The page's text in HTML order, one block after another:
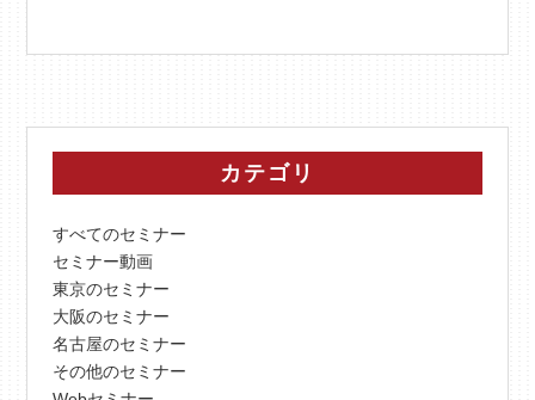
カテゴリ
すべてのセミナー
セミナー動画
東京のセミナー
大阪のセミナー
名古屋のセミナー
その他のセミナー